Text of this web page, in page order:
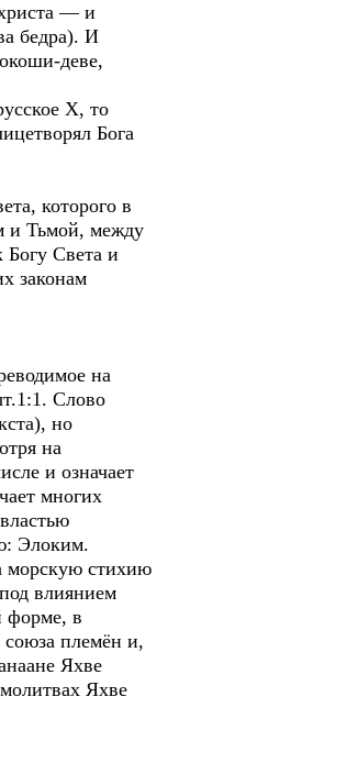
— и
бедра). И
деве,
Х, то
Бога
которого в
и Тьмой, между
Богу Света и
законам
на
Слово
но
на
и означает
многих
Элоким.
морскую стихию
влиянием
форме, в
союза племён и,
Яхве
Яхве